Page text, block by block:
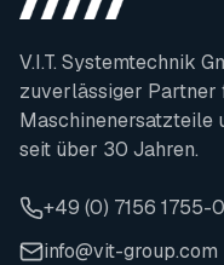
V.I.T. Systemtechnik
zuverlässiger Partner
Maschinenersatzteile
seit über 30 Jahren.
+49 (0) 7156 1755-0
info@vit-group.com